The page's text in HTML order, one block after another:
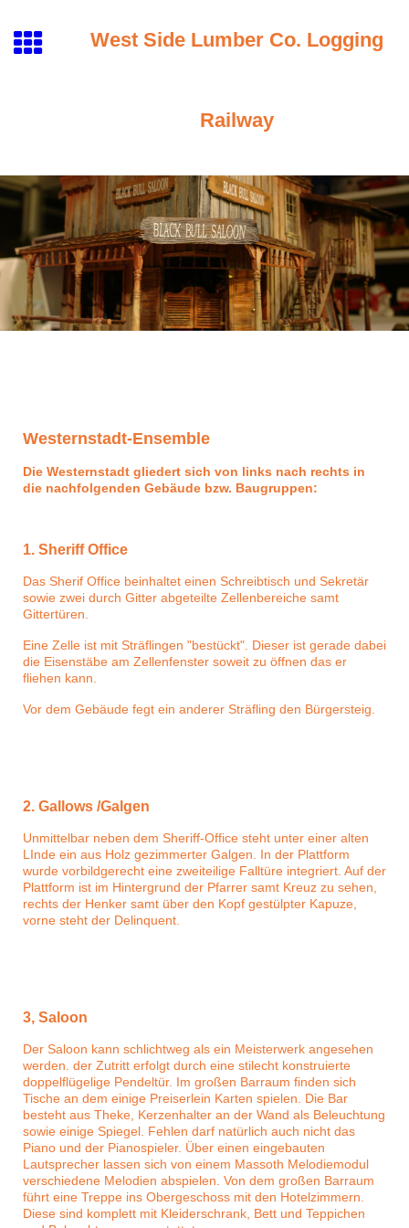
West Side Lumber Co. Logging
Railway
Westernstadt-Ensemble
Die Westernstadt gliedert sich von links nach rechts in
die nachfolgenden Gebäude bzw. Baugruppen:
1. Sheriff Office
Das Sherif Office beinhaltet einen Schreibtisch und Sekretär
sowie zwei durch Gitter abgeteilte Zellenbereiche samt
Gittertüren.
Eine Zelle ist mit Sträflingen "bestückt". Dieser ist gerade dabei
die Eisenstäbe am Zellenfenster soweit zu öffnen das er
fliehen kann.
Vor dem Gebäude fegt ein anderer Sträfling den Bürgersteig.
2. Gallows /Galgen
Unmittelbar neben dem Sheriff-Office steht unter einer alten
LInde ein aus Holz gezimmerter Galgen. In der Plattform
wurde vorbildgerecht eine zweiteilige Falltüre integriert. Auf der
Plattform ist im Hintergrund der Pfarrer samt Kreuz zu sehen,
rechts der Henker samt über den Kopf gestülpter Kapuze,
vorne steht der Delinquent.
3, Saloon
Der Saloon kann schlichtweg als ein Meisterwerk angesehen
werden. der Zutritt erfolgt durch eine stilecht konstruierte
doppelflügelige Pendeltür. Im großen Barraum finden sich
Tische an dem einige Preiserlein Karten spielen. Die Bar
besteht aus Theke, Kerzenhalter an der Wand als Beleuchtung
sowie einige Spiegel. Fehlen darf natürlich auch nicht das
Piano und der Pianospieler. Über einen eingebauten
Lautsprecher lassen sich von einem Massoth Melodiemodul
verschiedene Melodien abspielen. Von dem großen Barraum
führt eine Treppe ins Obergeschoss mit den Hotelzimmern.
Diese sind komplett mit Kleiderschrank, Bett und Teppichen